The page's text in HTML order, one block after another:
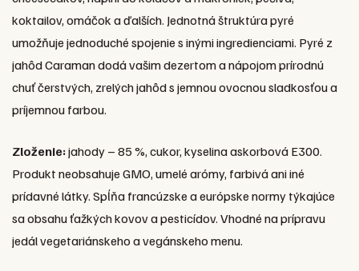
koktailov, omáčok a ďalších. Jednotná štruktúra pyré
umožňuje jednoduché spojenie s inými ingredienciami. Pyré z
jahôd Caraman dodá vašim dezertom a nápojom prírodnú
chuť čerstvých, zrelých jahôd s jemnou ovocnou sladkosťou a
príjemnou farbou.
Zloženie:jahody – 85 %, cukor, kyselina askorbová E300.
Produkt neobsahuje GMO, umelé arómy, farbivá ani iné
prídavné látky. Spĺňa francúzske a európske normy týkajúce
sa obsahu ťažkých kovov a pesticídov. Vhodné na prípravu
jedál vegetariánskeho a vegánskeho menu.